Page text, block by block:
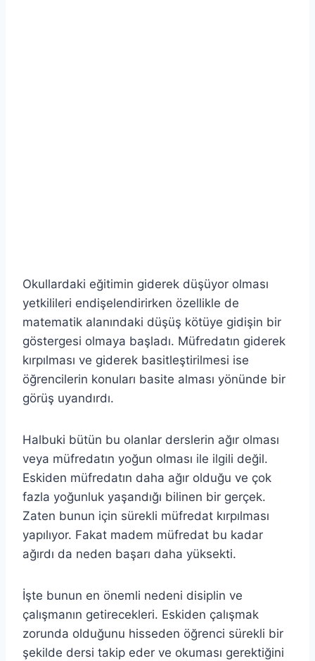
Okullardaki eğitimin giderek düşüyor olması
yetkilileri endişelendirirken özellikle de
matematik alanındaki düşüş kötüye gidişin bir
göstergesi olmaya başladı. Müfredatın giderek
kırpılması ve giderek basitleştirilmesi ise
öğrencilerin konuları basite alması yönünde bir
görüş uyandırdı.
Halbuki bütün bu olanlar derslerin ağır olması
veya müfredatın yoğun olması ile ilgili değil.
Eskiden müfredatın daha ağır olduğu ve çok
fazla yoğunluk yaşandığı bilinen bir gerçek.
Zaten bunun için sürekli müfredat kırpılması
yapılıyor. Fakat madem müfredat bu kadar
ağırdı da neden başarı daha yüksekti.
İşte bunun en önemli nedeni disiplin ve
çalışmanın getirecekleri. Eskiden çalışmak
zorunda olduğunu hisseden öğrenci sürekli bir
şekilde dersi takip eder ve okuması gerektiğini